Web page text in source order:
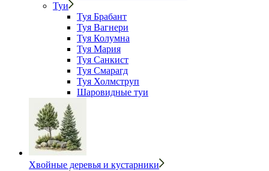
Туи
Туя Брабант
Туя Вагнери
Туя Колумна
Туя Мария
Туя Санкист
Туя Смарагд
Туя Холмструп
Шаровидные туи
Хвойные деревья и кустарники